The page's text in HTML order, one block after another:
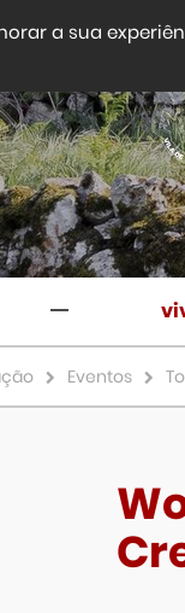
a sua
Eventos